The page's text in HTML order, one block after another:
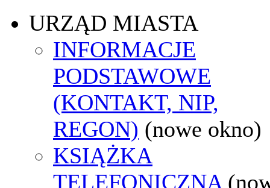
URZĄD MIASTA
INFORMACJE
PODSTAWOWE
(KONTAKT, NIP,
REGON) (nowe okno)
KSIĄŻKA
TELEFONICZNA